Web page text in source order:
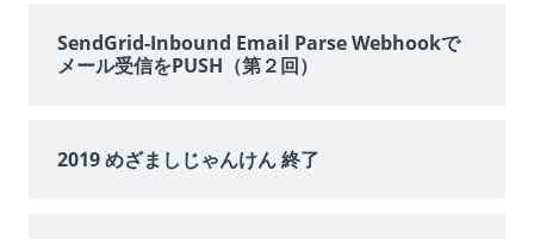
SendGrid-Inbound Email Parse Webhookで
メール受信をPUSH（第２回）
2019 めざましじゃんけん 終了